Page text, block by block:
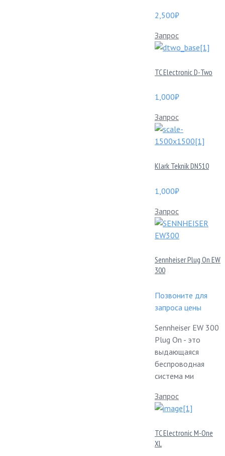
2,500₽
Запрос
TC Electronic D-Two
1,000₽
Запрос
Klark Teknik DN510
1,000₽
Запрос
Sennheiser Plug On EW
300
Позвоните для
запроса цены
Sennheiser EW 300
Plug On - это
выдающаяся
беспроводная
система ми
Запрос
TC Electronic M-One
XL